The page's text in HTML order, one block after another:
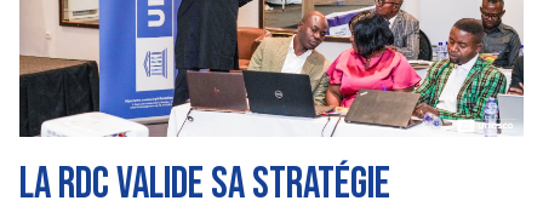
La RDC valide sa Stratégie